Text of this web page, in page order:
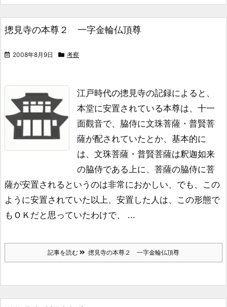
摠見寺の本尊２ 一字金輪仏頂尊
2008年8月9日 考察
江戸時代の摠見寺の記録によると、
本堂に安置されている本尊は、十一
面觀音で、 脇侍に文珠菩薩・普賢菩
薩が配されていたとか、 基本的に
は、文珠菩薩・普賢菩薩は釈迦如来
の脇侍である上に、 菩薩の脇侍に菩
薩が安置されるというのは非常におかしい、 でも、この
ように安置されていた以上、 安置した人は、この形態で
もＯＫだと思っていたわけで、 ...
記事を読む 摠見寺の本尊２ 一字金輪仏頂尊